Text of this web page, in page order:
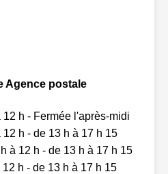
Agence postale
12 h - Fermée l'après-midi
12 h - de 13 h à 17 h 15
à 12 h - de 13 h à 17 h 15
12 h - de 13 h à 17 h 15